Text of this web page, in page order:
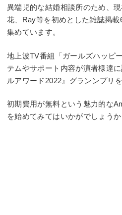
異端児的な結婚相談所のため、
花、Ray等を初めとした雑誌掲
集めています。
地上波TV番組「ガールズハッピ
テムやサポート内容が演者様達
ルアワード2022』グランンプリ
初期費用が無料という魅力的な
を始めてみてはいかがでしょうか